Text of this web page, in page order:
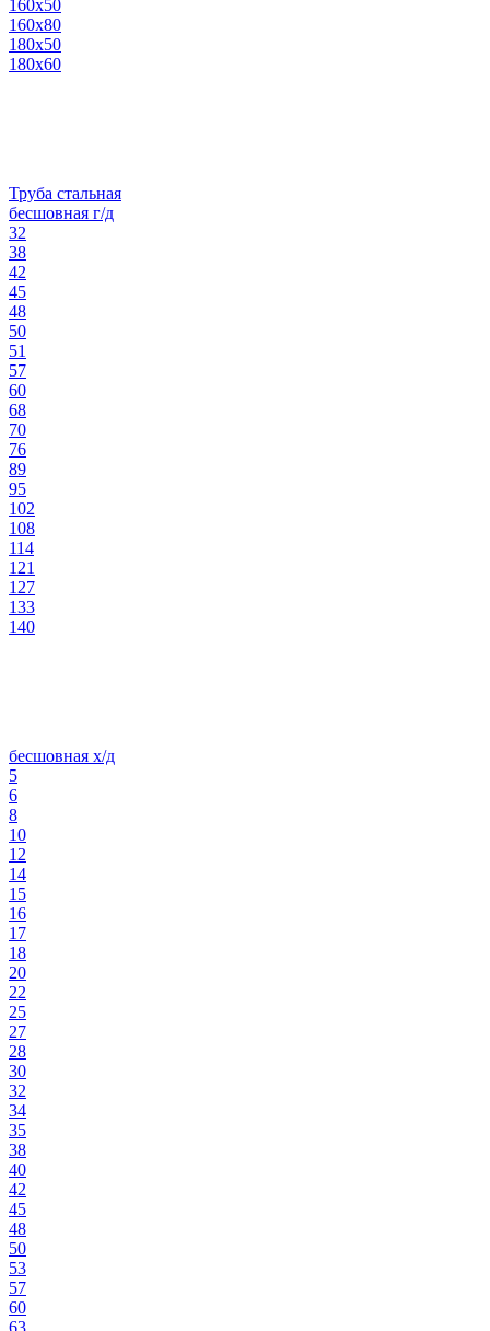
160х50
160х80
180х50
180х60
Труба стальная
бесшовная г/д
32
38
42
45
48
50
51
57
60
68
70
76
89
95
102
108
114
121
127
133
140
бесшовная х/д
5
6
8
10
12
14
15
16
17
18
20
22
25
27
28
30
32
34
35
38
40
42
45
48
50
53
57
60
63